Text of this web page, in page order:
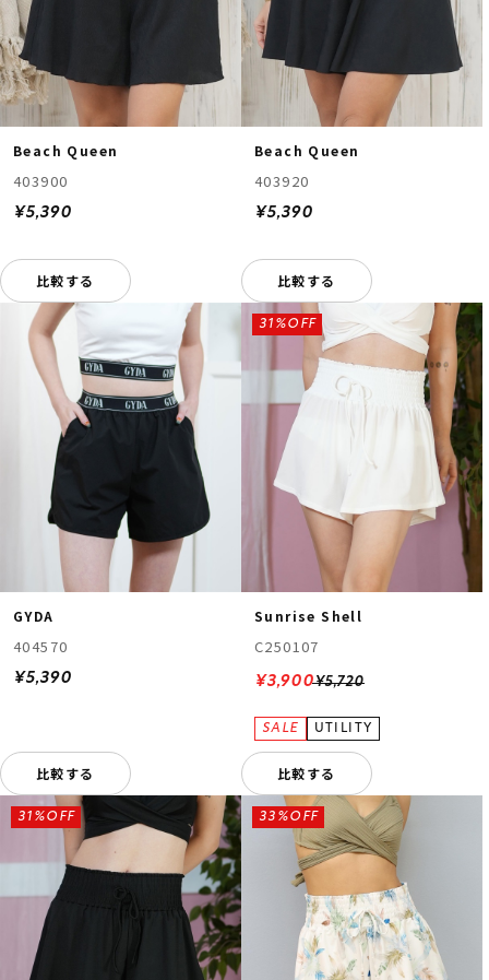
Beach Queen
403900
¥5,390
比較する
Beach Queen
403920
¥5,390
比較する
GYDA
404570
¥5,390
比較する
Sunrise Shell
C250107
¥5,720
31%OFF
¥3,900
比較する
31%OFF 33%OFF